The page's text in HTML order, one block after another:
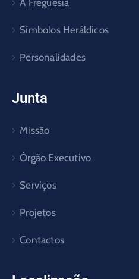
Símbolos Heráldicos
Personalidades
Junta
Missão
Órgão Executivo
Serviços
Projetos
Contactos